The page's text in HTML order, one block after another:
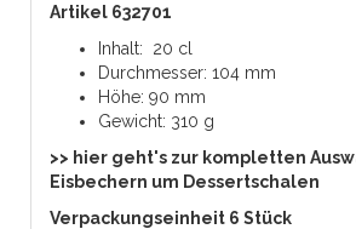
Artikel 632701
Inhalt: 20 cl
Durchmesser: 104 mm
Höhe: 90 mm
Gewicht: 310 g
>> hier geht's zur kompletten
Eisbechern um Dessertschalen
Verpackungseinheit 6 Stück